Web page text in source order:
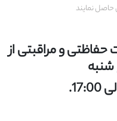
و مراقبتی از
شنبه